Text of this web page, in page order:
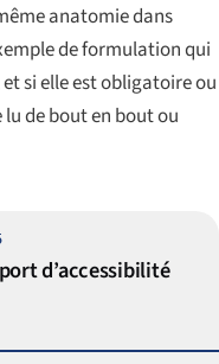
anatomie dans
de formulation qui
si elle est obligatoire ou
de bout en bout ou
d’accessibilité